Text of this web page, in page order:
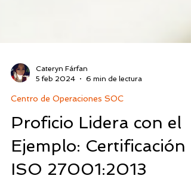
5 feb 2024
6 min de lectura
Centro de Operaciones SOC
Proficio Lidera con el
Ejemplo: Certificación